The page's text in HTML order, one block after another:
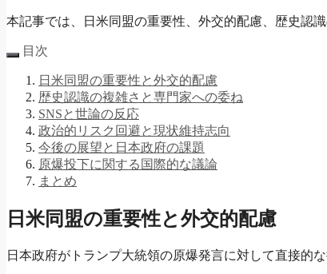
本記事では、日米同盟の重要性、外交的配慮、歴史認
目次
日米同盟の重要性と外交的配慮
歴史認識の複雑さと専門家への委ね
SNSと世論の反応
政治的リスク回避と現状維持志向
今後の展望と日本政府の課題
原爆投下に関する国際的な議論
まとめ
日米同盟の重要性と外交的配慮
日本政府がトランプ大統領の原爆発言に対して直接的